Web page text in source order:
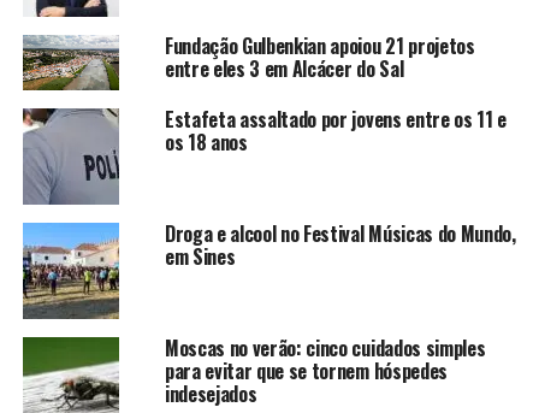
Fundação Gulbenkian apoiou 21 projetos
entre eles 3 em Alcácer do Sal
Estafeta assaltado por jovens entre os 11 e
os 18 anos
Droga e alcool no Festival Músicas do Mundo,
em Sines
Moscas no verão: cinco cuidados simples
para evitar que se tornem hóspedes
indesejados